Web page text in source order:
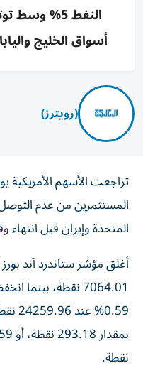
النفط 5%
أسواق الخليج
(رويترز)
تراجعت الأسهم الأمريكية
المستثمرين من عدم
المتحدة وإيران قبل انتهاء
7064.01 نقطة،
نقطة.